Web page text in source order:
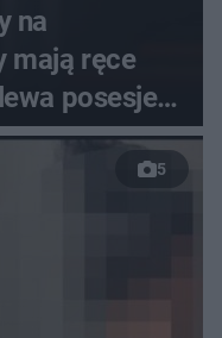
na
mają ręce
posesje i
5